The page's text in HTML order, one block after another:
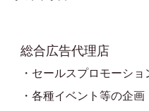
総合広告代理店
・セールスプロモーシ
・各種イベント等の企